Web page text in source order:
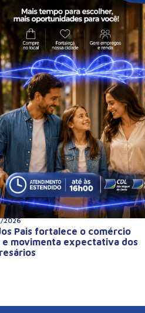
2026
Pais fortalece o comércio
e movimenta expectativa dos